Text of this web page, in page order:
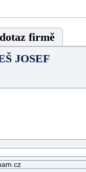
firmě
JOSEF